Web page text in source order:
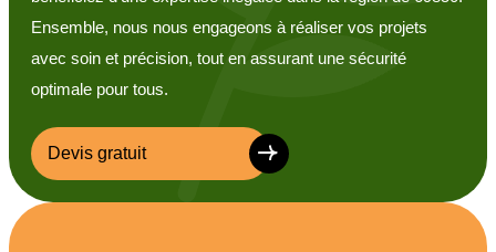
Ensemble, nous nous engageons à réaliser vos projets
avec soin et précision, tout en assurant une sécurité
optimale pour tous.
Devis gratuit